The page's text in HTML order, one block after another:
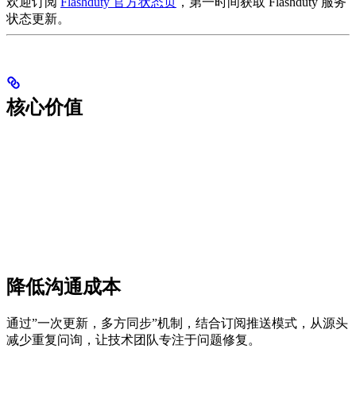
状态更新。
核心价值
降低沟通成本
通过”一次更新，多方同步”机制，结合订阅推送模式，从源头
减少重复问询，让技术团队专注于问题修复。